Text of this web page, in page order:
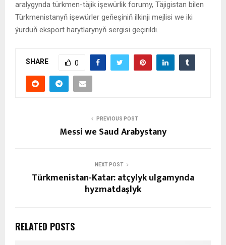
aralygynda türkmen-täjik işewürlik forumy, Täjigistan bilen
Türkmenistanyň işewürler geňeşiniň ilkinji mejlisi we iki
ýurduň eksport harytlarynyň sergisi geçirildi.
SHARE 0
PREVIOUS POST
Messi we Saud Arabystany
NEXT POST
Türkmenistan-Katar: atçylyk ulgamynda
hyzmatdaşlyk
RELATED POSTS